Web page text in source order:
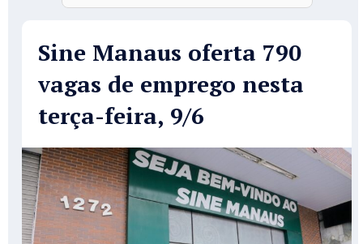
Sine Manaus oferta 790
vagas de emprego nesta
terça-feira, 9/6